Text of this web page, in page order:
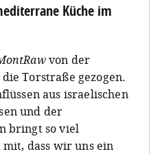
Küche im
von der
Torstraße gezogen.
aus israelischen
und der
bringt so viel
dass wir uns ein